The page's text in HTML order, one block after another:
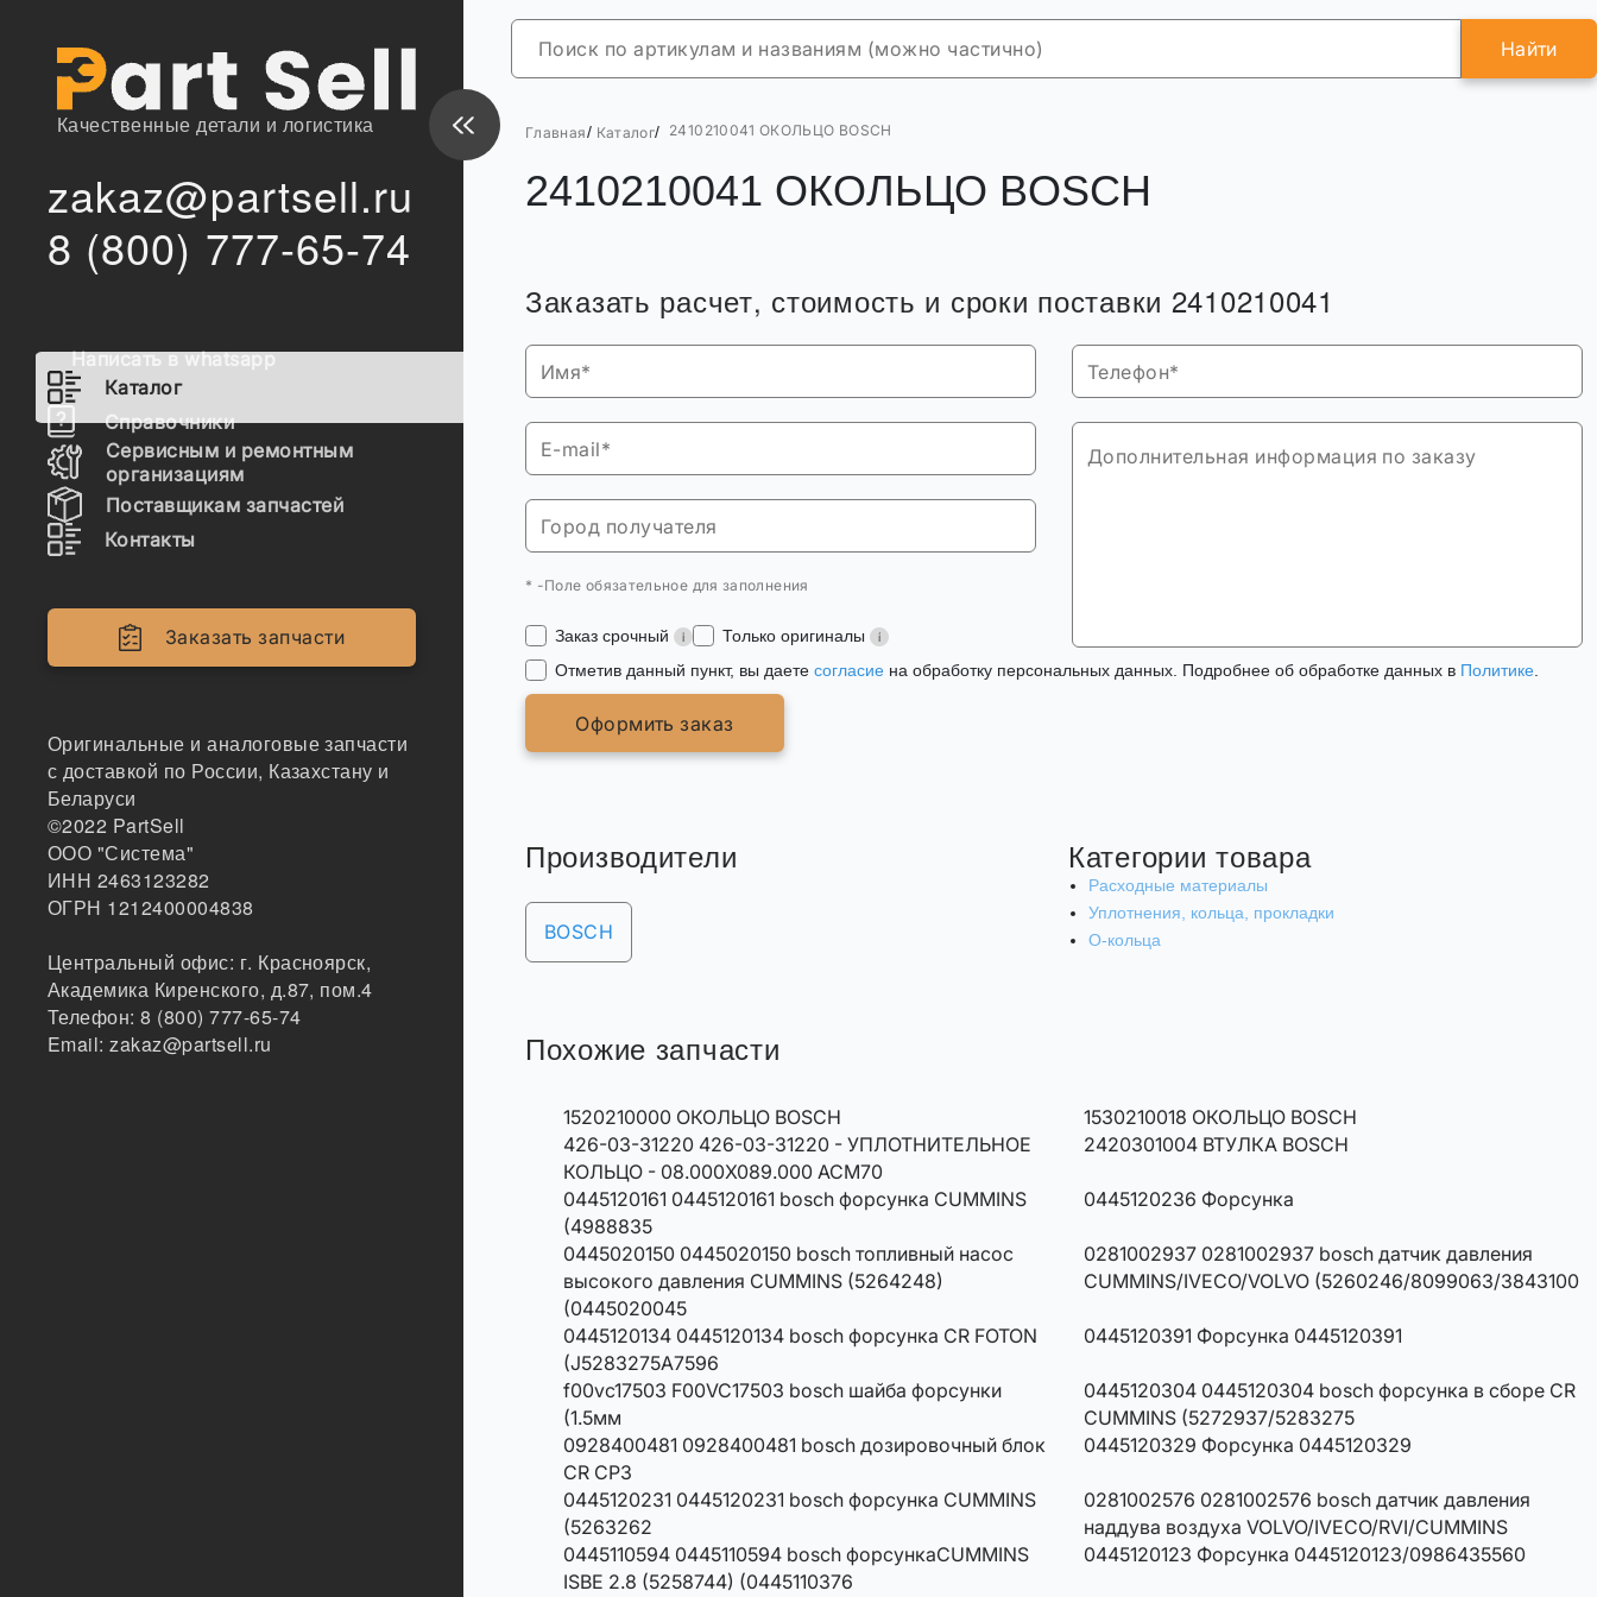
Качественные детали и логистика
zakaz@partsell.ru
8 (800) 777-65-74
Написать в whatsapp
Каталог
Справочники
Сервисным и ремонтным
организациям
Поставщикам запчастей
Контакты
Заказать запчасти
Оригинальные и аналоговые запчасти
с доставкой по России, Казахстану и
Беларуси
©2022 PartSell
ООО "Система"
ИНН 2463123282
ОГРН 1212400004838
Центральный офис: г. Красноярск,
Академика Киренского, д.87, пом.4
Телефон:8 (800) 777-65-74
Email:zakaz@partsell.ru
Найти
Главная/ Каталог/ 2410210041 ОКОЛЬЦО BOSCH
2410210041 ОКОЛЬЦО BOSCH
Заказать расчет, стоимость и сроки поставки 2410210041
* -Поле обязательное для заполнения
Заказ срочный
Только оригиналы
Отметив данный пункт, вы даете согласие на обработку персональных данных. Подробнее об обработке данных в Политике
Оформить заказ
Производители
BOSCH
Категории товара
Расходные материалы
Уплотнения, кольца, прокладки
О-кольца
Похожие запчасти
1520210000 ОКОЛЬЦО BOSCH
1530210018 ОКОЛЬЦО BOSCH
426-03-31220 426-03-31220 - УПЛОТНИТЕЛЬНОЕ
КОЛЬЦО - 08.000X089.000 ACM70
2420301004 ВТУЛКА BOSCH
0445120161 0445120161 bosch форсунка CUMMINS
(4988835
0445120236 Форсунка
0445020150 0445020150 bosch топливный насос
высокого давления CUMMINS (5264248)
(0445020045
0281002937 0281002937 bosch датчик давления
CUMMINS/IVECO/VOLVO (5260246/8099063/3843100
0445120134 0445120134 bosch форсунка CR FOTON
(J5283275A7596
0445120391 Форсунка 0445120391
f00vc17503 F00VC17503 bosch шайба форсунки
(1.5мм
0445120304 0445120304 bosch форсунка в сборе CR
CUMMINS (5272937/5283275
0928400481 0928400481 bosch дозировочный блок
CR CP3
0445120329 Форсунка 0445120329
0445120231 0445120231 bosch форсунка CUMMINS
(5263262
0281002576 0281002576 bosch датчик давления
наддува воздуха VOLVO/IVECO/RVI/CUMMINS
0445110594 0445110594 bosch форсункаCUMMINS
ISBE 2.8 (5258744) (0445110376
0445120123 Форсунка 0445120123/0986435560